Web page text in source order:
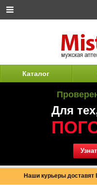
Каталог
Для
Наши курьеры